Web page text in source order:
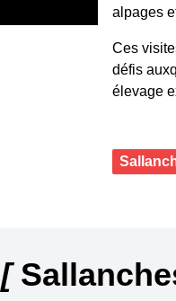
alpages
Ces
défis
élevage
[